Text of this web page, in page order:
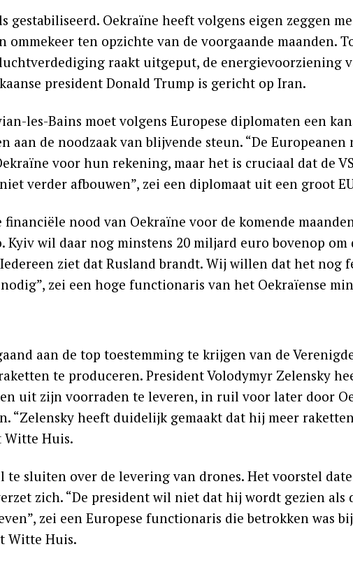
gestabiliseerd. Oekraïne heeft volgens eigen zeggen
ommekeer ten opzichte van de voorgaande maanden.
raakt uitgeput, de energievoorziening
president Donald Trump is gericht op Iran.
les-Bains moet volgens Europese diplomaten een
aan de noodzaak van blijvende steun. “De Europeanen
voor hun rekening, maar het is cruciaal dat de
verder afbouwen”, zei een diplomaat uit een groot
financiële nood van Oekraïne voor de komende
Kyiv wil daar nog minstens 20 miljard euro bovenop
ziet dat Rusland brandt. Wij willen dat het nog
zei een hoge functionaris van het Oekraïense
aan de top toestemming te krijgen van de
te produceren. President Volodymyr Zelensky
uit zijn voorraden te leveren, in ruil voor later door
“Zelensky heeft duidelijk gemaakt dat hij meer
Witte Huis.
te sluiten over de levering van drones. Het voorstel
zich. “De president wil niet dat hij wordt gezien als
zei een Europese functionaris die betrokken was
Witte Huis.